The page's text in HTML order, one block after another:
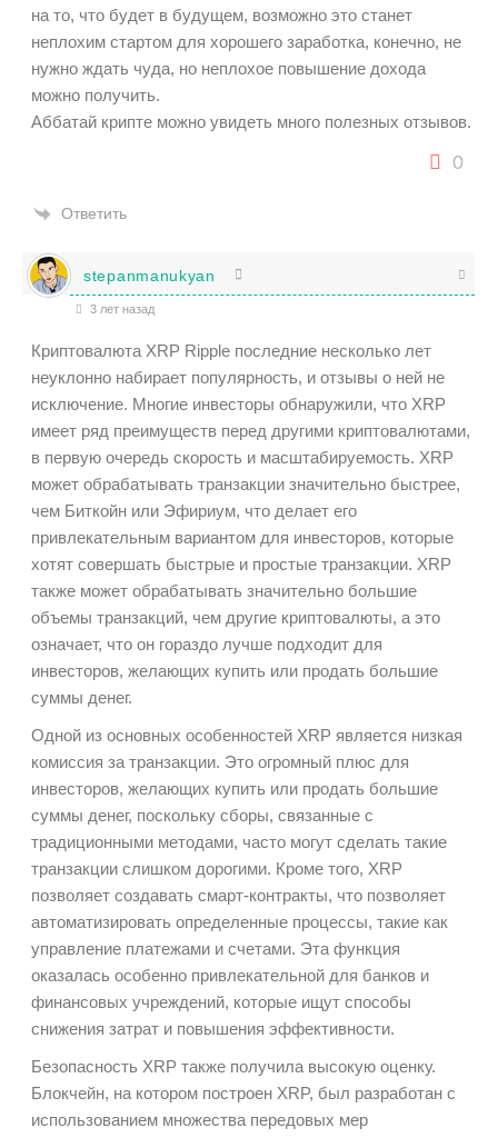
на то, что будет в будущем, возможно это станет
неплохим стартом для хорошего заработка, конечно, не
нужно ждать чуда, но неплохое повышение дохода
можно получить.
Аббатай крипте можно увидеть много полезных отзывов.
0
Ответить
stepanmanukyan
3 лет назад
Криптовалюта XRP Ripple последние несколько лет
неуклонно набирает популярность, и отзывы о ней не
исключение. Многие инвесторы обнаружили, что XRP
имеет ряд преимуществ перед другими криптовалютами,
в первую очередь скорость и масштабируемость. XRP
может обрабатывать транзакции значительно быстрее,
чем Биткойн или Эфириум, что делает его
привлекательным вариантом для инвесторов, которые
хотят совершать быстрые и простые транзакции. XRP
также может обрабатывать значительно большие
объемы транзакций, чем другие криптовалюты, а это
означает, что он гораздо лучше подходит для
инвесторов, желающих купить или продать большие
суммы денег.
Одной из основных особенностей XRP является низкая
комиссия за транзакции. Это огромный плюс для
инвесторов, желающих купить или продать большие
суммы денег, поскольку сборы, связанные с
традиционными методами, часто могут сделать такие
транзакции слишком дорогими. Кроме того, XRP
позволяет создавать смарт-контракты, что позволяет
автоматизировать определенные процессы, такие как
управление платежами и счетами. Эта функция
оказалась особенно привлекательной для банков и
финансовых учреждений, которые ищут способы
снижения затрат и повышения эффективности.
Безопасность XRP также получила высокую оценку.
Блокчейн, на котором построен XRP, был разработан с
использованием множества передовых мер